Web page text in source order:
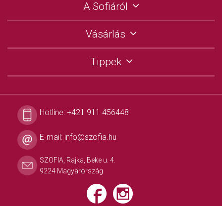
A Sofiáról
Vásárlás
Tippek
Hotline: +421 911 456448
E-mail: info@szofia.hu
SZOFIA, Rajka, Beke u. 4.
9224 Magyarország